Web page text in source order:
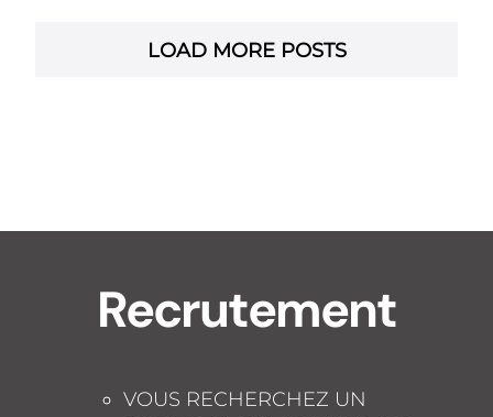
LOAD MORE POSTS
Recrutement
VOUS RECHERCHEZ UN